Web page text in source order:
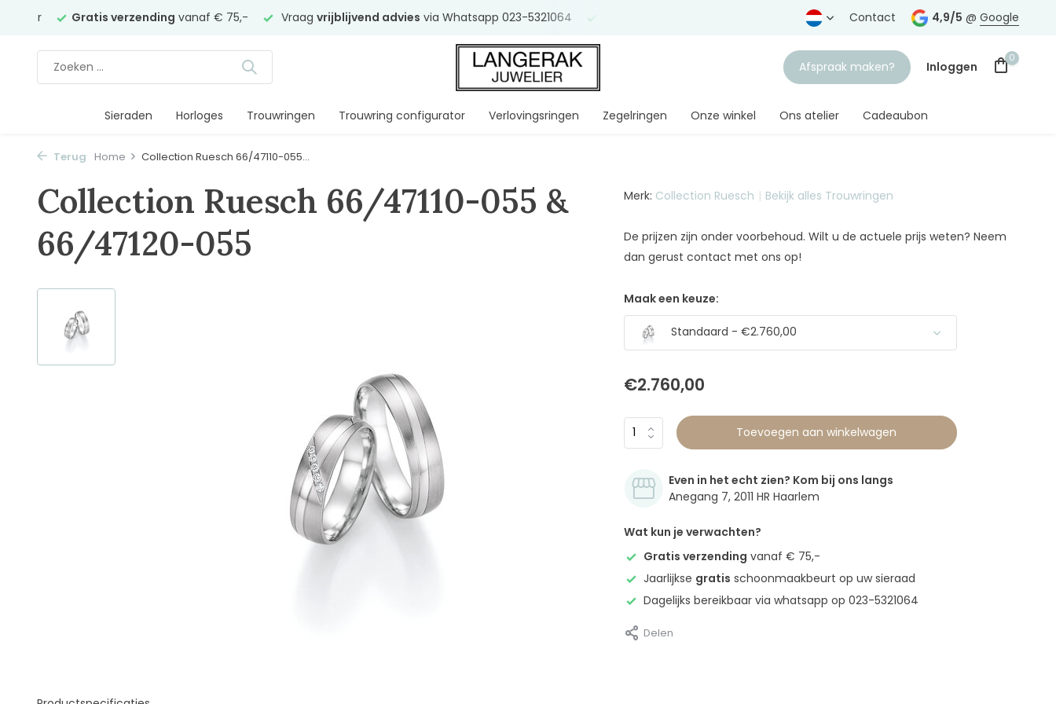
Gratis verzending vanaf € 75,- Vraag vrijblijvend advies via Whatsapp 023-5321064 uw vertrouwde juwelier Contact 4,9/5 @ Google
Afspraak maken? Inloggen
0
Sieraden Horloges Trouwringen Trouwring configurator Verlovingsringen Zegelringen Onze winkel Ons atelier Cadeaubon
Terug Home Collection Ruesch 66/47110-055...
Collection Ruesch 66/47110-055 &
66/47120-055
Merk: Collection Ruesch Bekijk alles Trouwringen
De prijzen zijn onder voorbehoud. Wilt u de actuele prijs weten? Neem
dan gerust contact met ons op!
Maak een keuze:
Standaard - €2.760,00
€2.760,00
Toevoegen aan winkelwagen
Even in het echt zien? Kom bij ons langs
Anegang 7, 2011 HR Haarlem
Wat kun je verwachten?
Gratis verzending vanaf € 75,-
Jaarlijkse gratis schoonmaakbeurt op uw sieraad
Dagelijks bereikbaar via whatsapp op 023-5321064
Delen